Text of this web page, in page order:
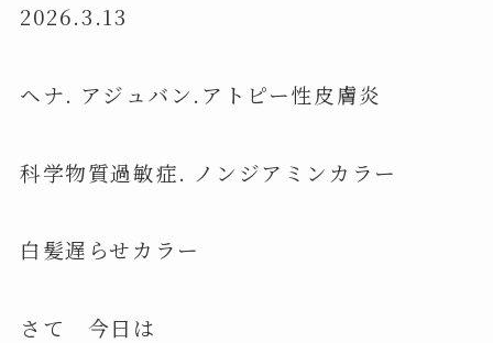
2026.3.13
ヘナ. アジュバン.アトピー性皮膚炎
科学物質過敏症. ノンジアミンカラー
白髪遅らせカラー
さて 今日は